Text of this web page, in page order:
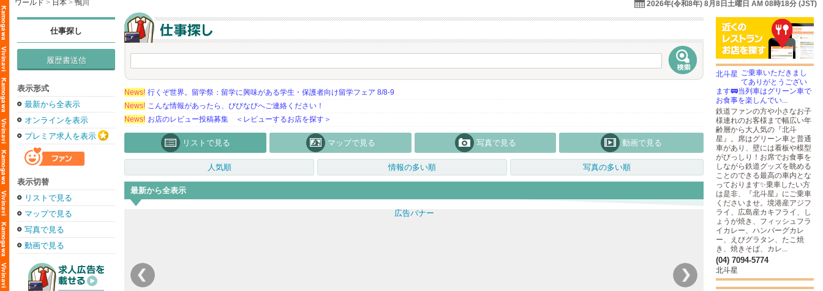
ワールド > 日本 > 鴨川 2026年(令和8年) 8月8日土曜日 AM 08時18分 (JST)
仕事探し
履歴書送信
表示形式
最新から全表示
オンラインを表示
プレミア求人を表示
表示切替
リストで見る
マップで見る
写真で見る
動画で見る
News! 行くぞ世界。留学祭：留学に興味がある学生・保護者向け留学フェア 8/8-9
News! こんな情報があったら、びびなびへご連絡ください！
News! お店のレビュー投稿募集 ＜レビューするお店を探す＞
リストで見る マップで見る 写真で見る 動画で見る
人気順 情報の多い順 写真の多い順
最新から全表示
ご乗車いただきまし
てありがとうござい
ます🚃当列車はグリーン車で
お食事を楽しんでい...
鉄道ファンの方や小さなお子
様連れのお客様まで幅広い年
齢層から大人気の『北斗
星』。席はグリーン車と普通
車があり、壁には看板や模型
がびっしり！お席でお食事を
しながら鉄道グッズを眺める
ことのできる最高の車内とな
っております✨乗車したい方
は是非、『北斗星』にご乗車
くださいませ。境港産アジフ
ライ、広島産カキフライ、し
ょうが焼き、フィッシュフラ
イカレー、ハンバーグカレ
ー、えびグラタン、たこ焼
き、焼きそば、カレ...
(04) 7094-5774
北斗星